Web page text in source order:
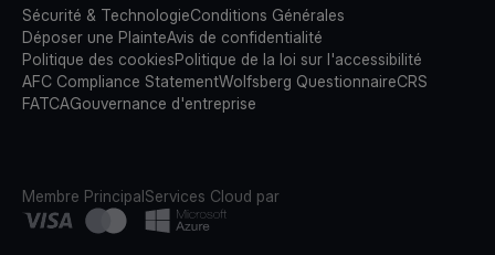
Sécurité & TechnologieConditions Générales
Déposer une PlainteAvis de confidentialité
Politique des cookiesPolitique de la loi sur l'accessibilité
AFC Compliance StatementWolfsberg QuestionnaireCRS
FATCAGouvernance d'entreprise
Membre PrincipalServices Cloud par